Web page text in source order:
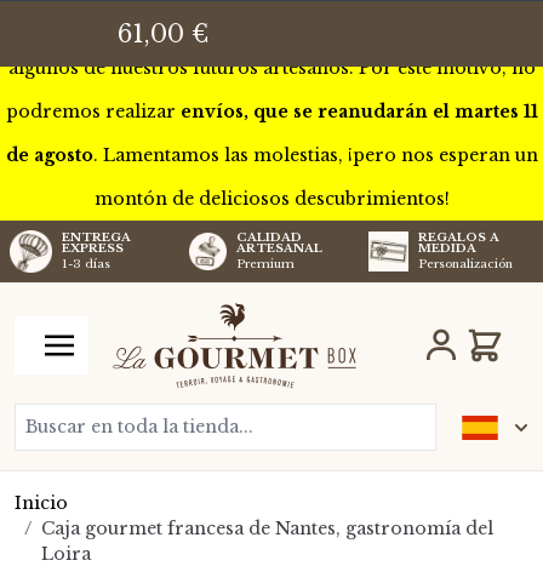
Esta semana estaremos de gira por Francia para conocer a
algunos de nuestros futuros artesanos. Por este motivo, no
podremos realizar envíos, que se reanudarán el martes 11
de agosto. Lamentamos las molestias, ¡pero nos esperan un
montón de deliciosos descubrimientos!
ENTREGA
EXPRESS
1-3 días
CALIDAD
ARTESANAL
Premium
REGALOS A
MEDIDA
Personalización
Buscar en toda la tienda...
Carro
Inicio
/ Caja gourmet francesa de Nantes, gastronomía del
Loira
61,00 €